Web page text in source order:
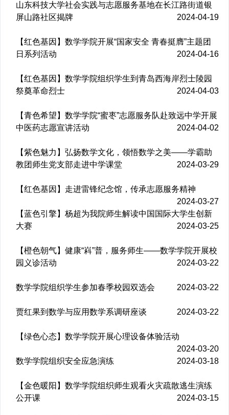
山东科技大学社会实践与志愿服务基地在长江路街道银
屏山路社区揭牌
2024-04-19
【红色基因】数学学院开展“国家安全 青春挺膺”主题团
日系列活动
2024-04-16
【红色基因】数学学院组织学生到青岛西海岸烈士陵园
祭奠革命烈士
2024-04-03
【青色希望】数学学院“蜜枣”志愿服务队赴致远中学开展
中医药志愿宣讲活动
2024-04-02
【紫色魅力】弘扬数学文化，领悟数学之美——学霸助
教团师生党支部走进中学课堂
2024-03-29
【红色基因】走进雷锋纪念馆，传承志愿服务精神
2024-03-27
【蓝色引擎】杨超为我院师生解读中国国际大学生创新
大赛
2024-03-25
【橙色朝气】健康“嵙”普，服务师生——数学学院开展校
园义诊活动
2024-03-22
数学学院组织学生参加春季校园双选会 2024-03-22
贾红果到数学与应用数学系调研座谈 2024-03-22
【绿色心态】数学学院开展心理设备体验活动
2024-03-20
数学学院组织安全应急演练
2024-03-18
【金色暖阳】数学学院组织师生观看火灾疏散逃生演练
公开课
2024-03-15